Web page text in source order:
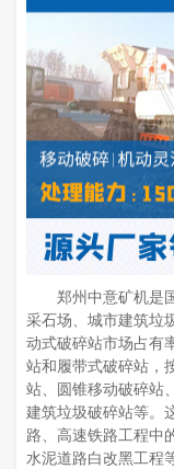
郑州中意矿机是
采石场、城市建筑垃
动式破碎站市场占有
站和履带式破碎站，
站、圆锥移动破碎站
建筑垃圾破碎站等。
路、高速铁路工程中
水泥道路白改黑工程